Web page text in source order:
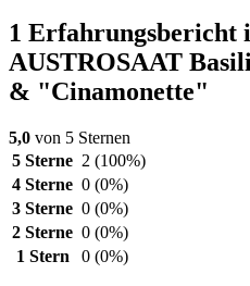
1 Erfahrungsbericht
AUSTROSAAT
& "Cinamonette"
5,0 von 5 Sternen
5 Sterne 2 (100%)
4 Sterne 0 (0%)
3 Sterne 0 (0%)
2 Sterne 0 (0%)
1 Stern
0 (0%)